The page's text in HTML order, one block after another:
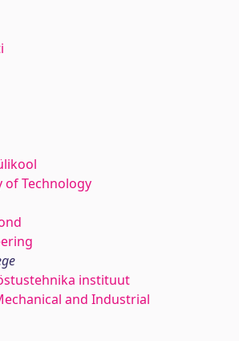
of Technology
instituut
and Industrial